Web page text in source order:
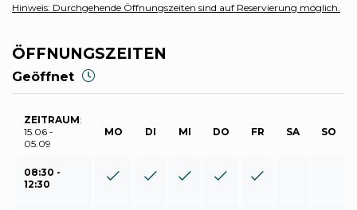
Hinweis: Durchgehende Öffnungszeiten sind auf Reservierung möglich.
ÖFFNUNGSZEITEN
Geöffnet
ZEITRAUM:
15.06 -
05.09
MO DI MI DO FR SA SO
08:30 -
12:30